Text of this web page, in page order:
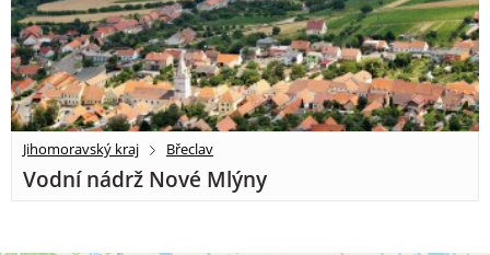
Jihomoravský kraj Břeclav
Vodní nádrž Nové Mlýny